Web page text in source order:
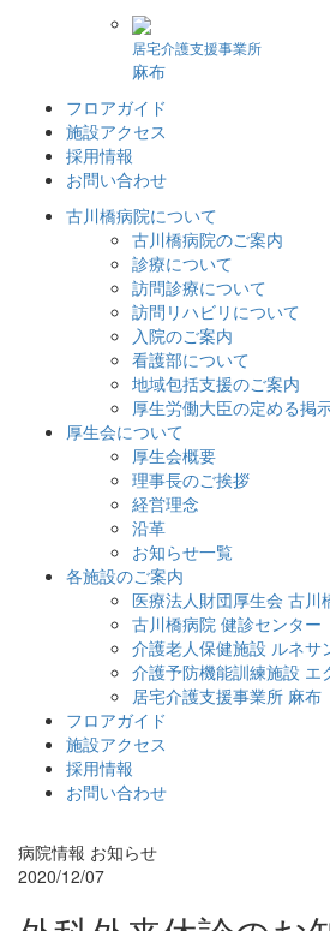
居宅介護支援事業所
麻布
フロアガイド
施設アクセス
採用情報
お問い合わせ
古川橋病院について
古川橋病院のご案内
診療について
訪問診療について
訪問リハビリについて
入院のご案内
看護部について
地域包括支援のご案内
厚生労働大臣の定める掲
厚生会について
厚生会概要
理事長のご挨拶
経営理念
沿革
お知らせ一覧
各施設のご案内
医療法人財団厚生会 古川
古川橋病院 健診センター
介護老人保健施設 ルネサ
介護予防機能訓練施設 エ
居宅介護支援事業所 麻布
フロアガイド
施設アクセス
採用情報
お問い合わせ
病院情報 お知らせ
2020/12/07